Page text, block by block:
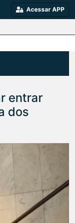
Acessar APP
entrar
dos